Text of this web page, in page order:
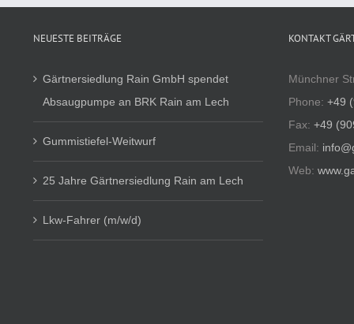
NEUESTE BEITRÄGE
Gärtnersiedlung Rain GmbH spendet
Absaugpumpe an BRK Rain am Lech
Gummistiefel-Weitwurf
25 Jahre Gärtnersiedlung Rain am Lech
Lkw-Fahrer (m/w/d)
KONTAKT
Münchner
Phone: +49
Fax: +49
Email:
Web: